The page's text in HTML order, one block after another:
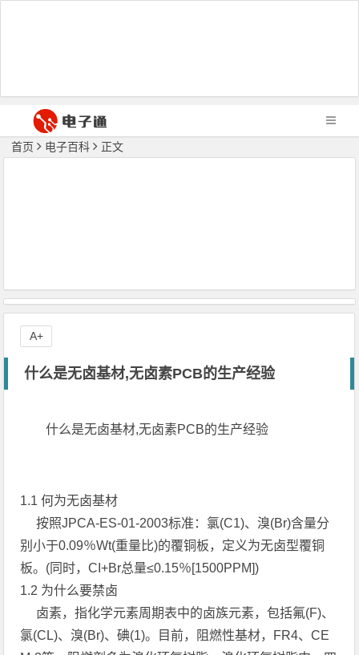
首页 电子百科 正文
什么是无卤基材,无卤素PCB的生产经验
什么是无卤基材,无卤素PCB的生产经验
1.1 何为无卤基材
按照JPCA-ES-01-2003标准：氯(C1)、溴(Br)含量分
别小于0.09％Wt(重量比)的覆铜板，定义为无卤型覆铜
板。(同时，CI+Br总量≤0.15％[1500PPM])
1.2 为什么要禁卤
卤素，指化学元素周期表中的卤族元素，包括氟(F)、
氯(CL)、溴(Br)、碘(1)。目前，阻燃性基材，FR4、CE
A+